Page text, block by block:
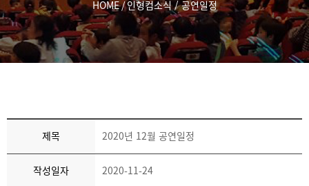
HOME/인형컴소식/공연일정
제목 2020년 12월 공연일정
작성일자 2020-11-24